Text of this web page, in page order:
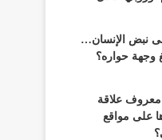
نبض الإنسان…
وجهة حواره؟
علاقة
على مواقع